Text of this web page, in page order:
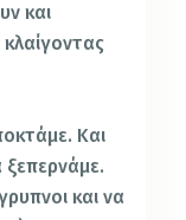
και
Και
και να